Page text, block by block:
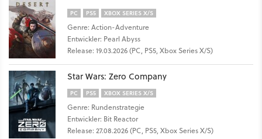
PC PS5 XBOX SERIES X/S
Genre: Action-Adventure
Entwickler: Pearl Abyss
Release: 19.03.2026 (PC, PS5, Xbox Series X/S)
Star Wars: Zero Company
PC PS5 XBOX SERIES X/S
Genre: Rundenstrategie
Entwickler: Bit Reactor
Release: 27.08.2026 (PC, PS5, Xbox Series X/S)